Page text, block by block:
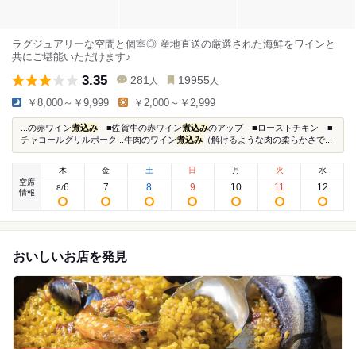
ラグジュアリーな空間と個室◎ 産地直送の厳選された海鮮をワインと
共にご堪能いただけます♪
3.35 281 人 19955 人
￥8,000～￥9,999 ￥2,000～￥2,999
...の赤ワイン煮込み ■佐賀牛の赤ワイン煮込みのアップ ■ローストチキン ■
チャコールグリルポーク...牛肉のワイン煮込み （解けるような肉の柔らかさで...
空席
情報
木
8/6
金
7
土
8
日
9
月
10
火
11
水
12
おいしいお店を発見